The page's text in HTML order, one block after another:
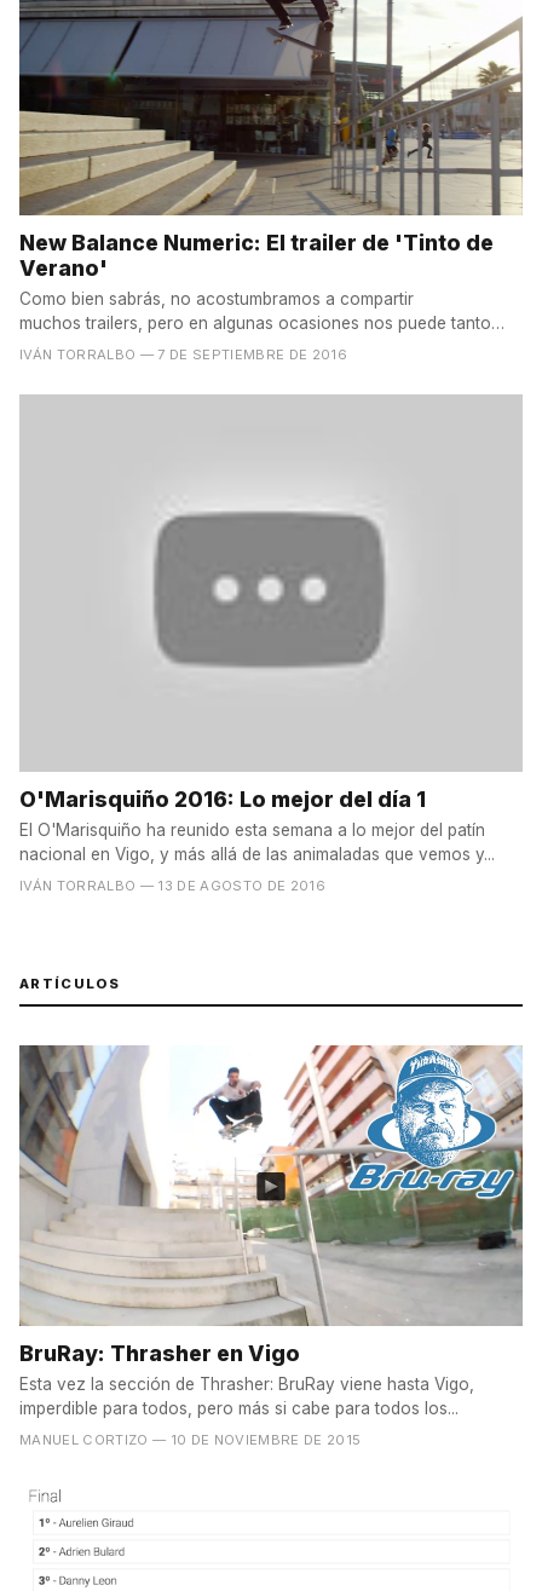
New Balance Numeric: El trailer de 'Tinto de
Verano'
Como bien sabrás, no acostumbramos a compartir
muchos trailers, pero en algunas ocasiones nos puede tanto
el hype que...
IVÁN TORRALBO — 7 DE SEPTIEMBRE DE 2016
O'Marisquiño 2016: Lo mejor del día 1
El O'Marisquiño ha reunido esta semana a lo mejor del patín
nacional en Vigo, y más allá de las animaladas que vemos y...
IVÁN TORRALBO — 13 DE AGOSTO DE 2016
ARTÍCULOS
BruRay: Thrasher en Vigo
Esta vez la sección de Thrasher: BruRay viene hasta Vigo,
imperdible para todos, pero más si cabe para todos los...
MANUEL CORTIZO — 10 DE NOVIEMBRE DE 2015